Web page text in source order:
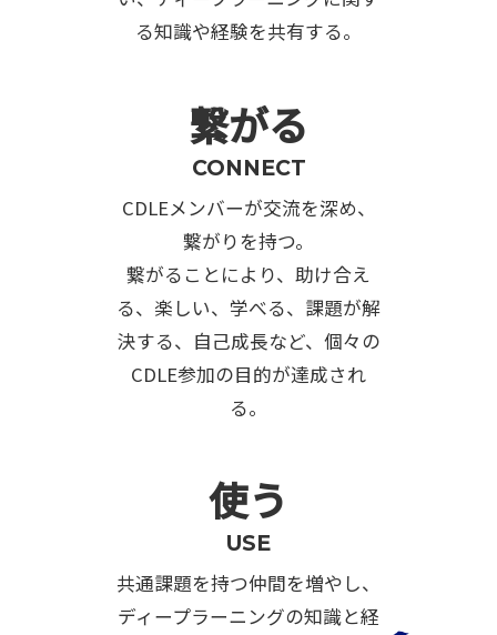
る知識や経験を共有する。
繋がる
CONNECT
CDLEメンバーが交流を深め、
繋がりを持つ。
繋がることにより、助け合え
る、楽しい、学べる、課題が解
決する、自己成長など、個々の
CDLE参加の目的が達成され
る。
使う
USE
共通課題を持つ仲間を増やし、
ディープラーニングの知識と経